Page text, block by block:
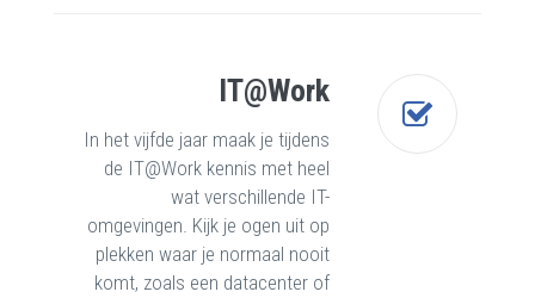
IT@Work
In het vijfde jaar maak je tijdens
de IT@Work kennis met heel
wat verschillende IT-
omgevingen. Kijk je ogen uit op
plekken waar je normaal nooit
komt, zoals een datacenter of